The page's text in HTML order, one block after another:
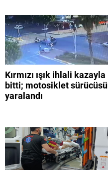
Kırmızı ışık ihlali kazayla
bitti; motosiklet sürücüsü
yaralandı